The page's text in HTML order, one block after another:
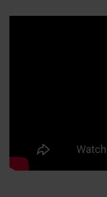
maand (cao
basis van 36 uur,